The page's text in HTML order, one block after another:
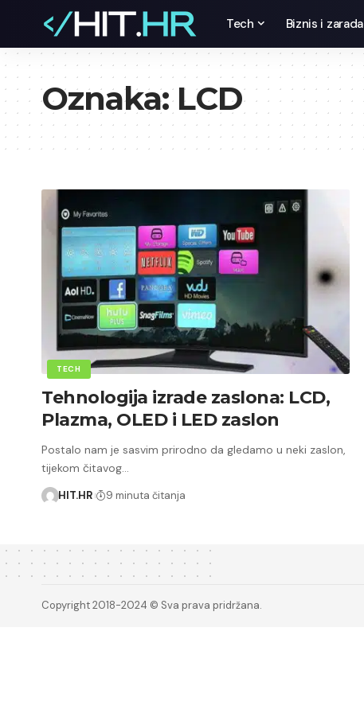
Tech Biznis i zarada
Oznaka:LCD
TECH
Tehnologija izrade zaslona: LCD,
Plazma, OLED i LED zaslon
Postalo nam je sasvim prirodno da gledamo u neki zaslon,
tijekom čitavog…
HIT.HR 9 minuta čitanja
Copyright 2018-2024 © Sva prava pridržana.